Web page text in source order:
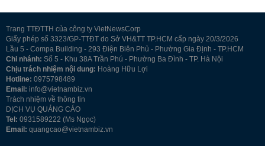
Trang TTĐTTH của công ty VietNewsCorp
Giấy phép số 3323/GP-TTĐT do Sở VH&TT TP.HCM cấp ngày 20/3/2026
Lầu 5 - Compa Building - 293 Điện Biên Phủ - Phường Gia Định - TP.HCM
Chi nhánh: Số 5 - Khu 38A Trần Phú - Phường Ba Đình - TP. Hà Nội
Chịu trách nhiệm nội dung: Hoàng Hữu Lợi
Hotline: 0975798489
Email: info@vietnambiz.vn
Trách nhiệm về thông tin
DỊCH VỤ QUẢNG CÁO
Tel: 0931589222 (Ms Ngọc)
Email: quangcao@vietnambiz.vn